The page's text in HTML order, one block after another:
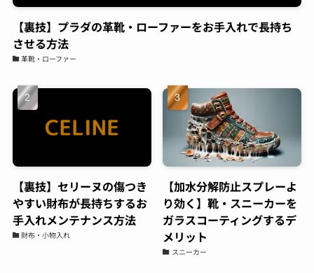
ていたのですが、ガラスコーティングにより金
属アレルギー対策が出来る店ということで、電
話したらすぐにご対応頂き、30分ほどの施工で
完成。そこから毎日身につけてはおりますが、
感謝です！これからは気にせず、アクセサリー
購入したらすぐにまたお願いしちゃおうと思い
ます！
05:43 05 Aug 23
久々に買ったスニーカー。白
なんで汚したくなので気にしていたら、友人か
ら紹介されて持ち込み。電話予約後すぐに対応
頂き、夕方にはすぐ履けるようにしてもらって
そこから履いてますが、白スニーカーでも気に
【裏技】プラダの革靴・ローファーをお手入れで長持ち
させる方法
革靴・ローファー
【裏技】セリーヌの傷つき
やすい財布が長持ちするお
手入れメンテナンス方法
財布・小物入れ
【加水分解防止スプレーよ
り効く】靴・スニーカーを
ガラスコーティングするデ
メリット
スニーカー